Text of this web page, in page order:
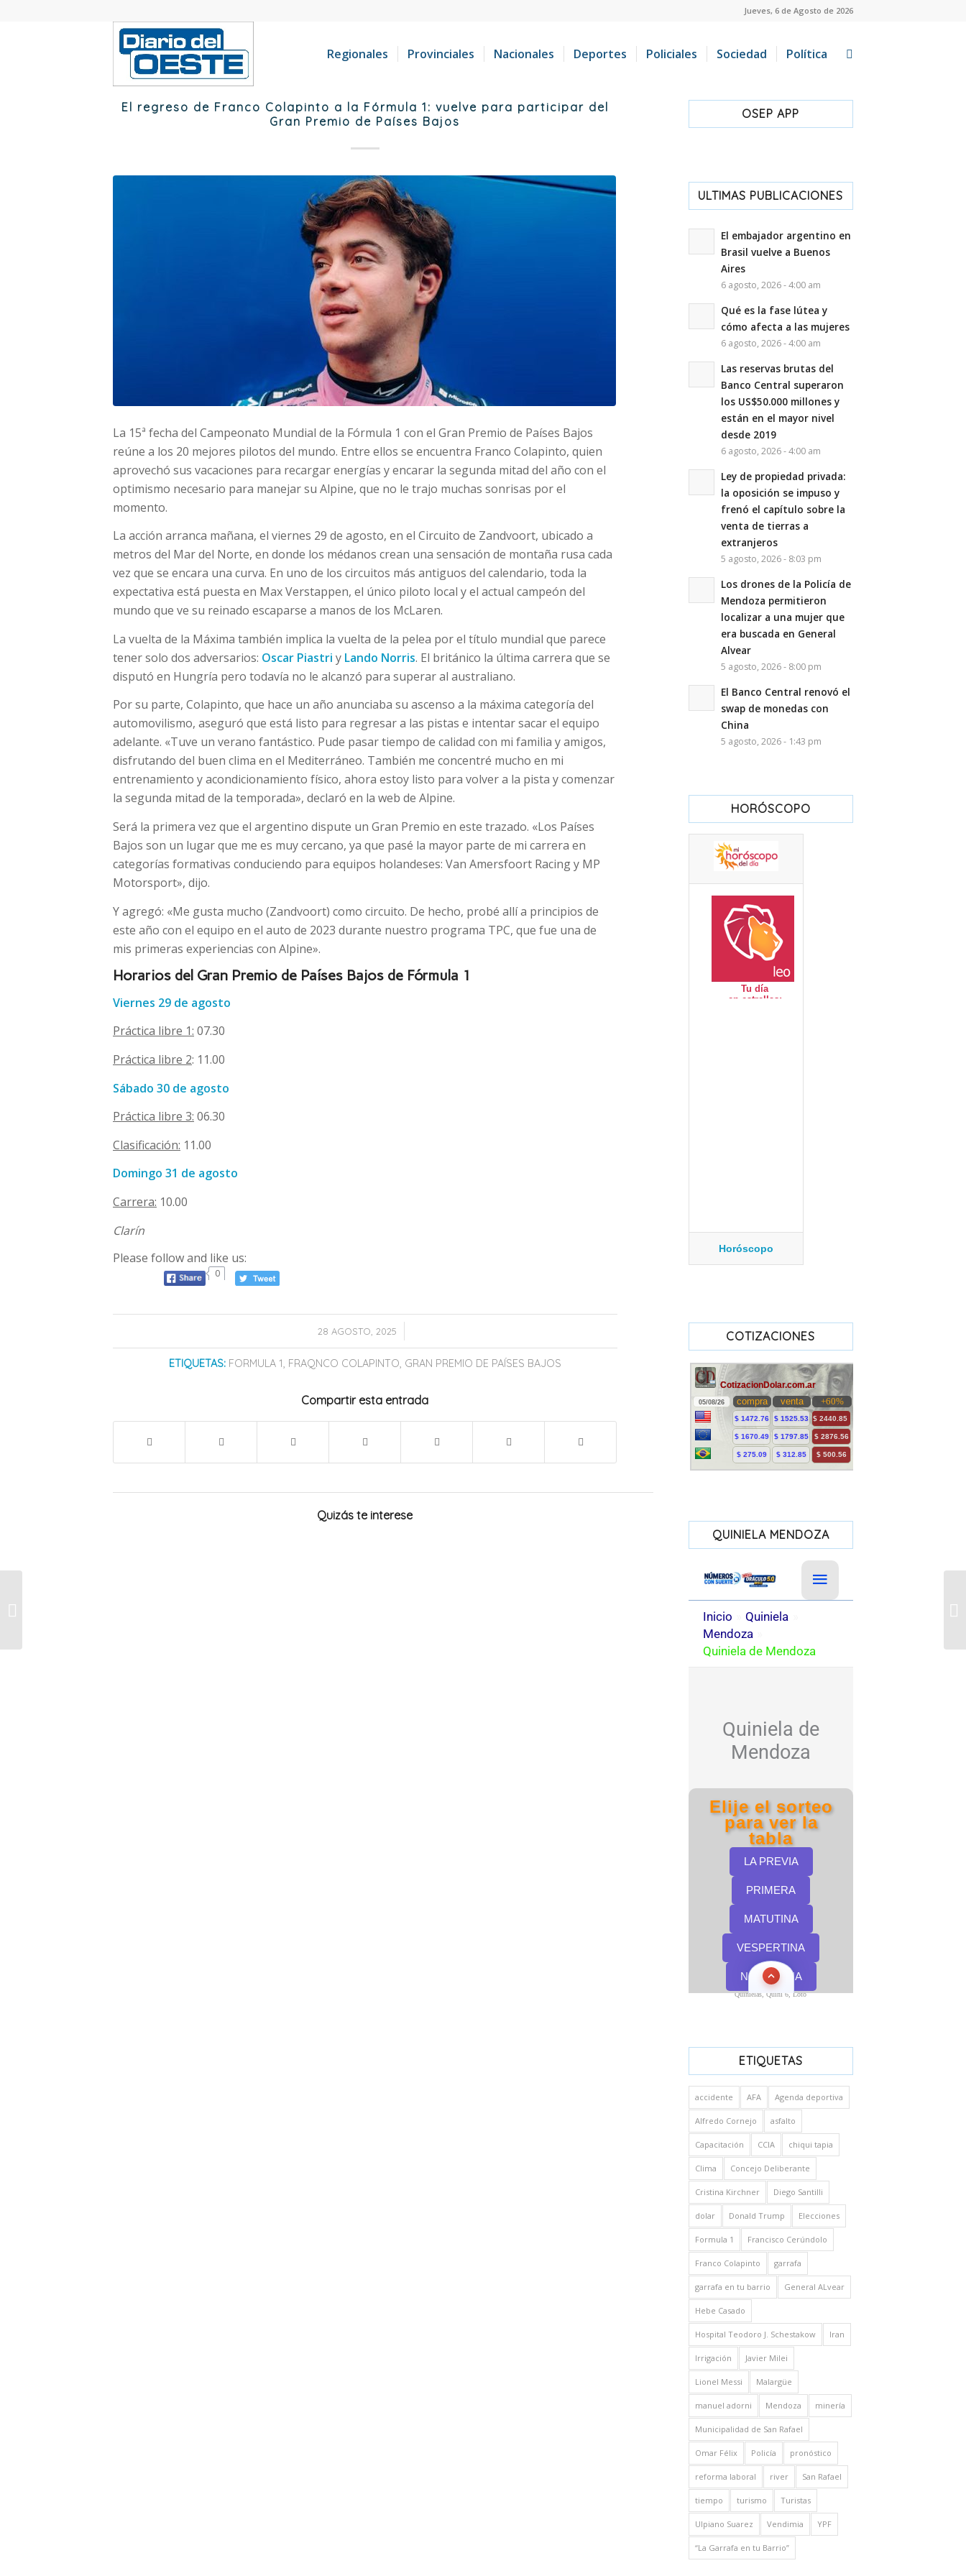
Jueves, 6 de Agosto de 2026
Regionales Provinciales Nacionales Deportes Policiales Sociedad Política
El regreso de Franco Colapinto a la Fórmula 1: vuelve para participar del
Gran Premio de Países Bajos
La 15ª fecha del Campeonato Mundial de la Fórmula 1 con el Gran Premio de Países Bajos
reúne a los 20 mejores pilotos del mundo. Entre ellos se encuentra Franco Colapinto, quien
aprovechó sus vacaciones para recargar energías y encarar la segunda mitad del año con el
optimismo necesario para manejar su Alpine, que no le trajo muchas sonrisas por el
momento.
La acción arranca mañana, el viernes 29 de agosto, en el Circuito de Zandvoort, ubicado a
metros del Mar del Norte, en donde los médanos crean una sensación de montaña rusa cada
vez que se encara una curva. En uno de los circuitos más antiguos del calendario, toda la
expectativa está puesta en Max Verstappen, el único piloto local y el actual campeón del
mundo que ve su reinado escaparse a manos de los McLaren.
La vuelta de la Máxima también implica la vuelta de la pelea por el título mundial que parece
tener solo dos adversarios: Oscar Piastri y Lando Norris. El británico la última carrera que se
disputó en Hungría pero todavía no le alcanzó para superar al australiano.
Por su parte, Colapinto, que hace un año anunciaba su ascenso a la máxima categoría del
automovilismo, aseguró que está listo para regresar a las pistas e intentar sacar el equipo
adelante. «Tuve un verano fantástico. Pude pasar tiempo de calidad con mi familia y amigos,
disfrutando del buen clima en el Mediterráneo. También me concentré mucho en mi
entrenamiento y acondicionamiento físico, ahora estoy listo para volver a la pista y comenzar
la segunda mitad de la temporada», declaró en la web de Alpine.
Será la primera vez que el argentino dispute un Gran Premio en este trazado. «Los Países
Bajos son un lugar que me es muy cercano, ya que pasé la mayor parte de mi carrera en
categorías formativas conduciendo para equipos holandeses: Van Amersfoort Racing y MP
Motorsport», dijo.
Y agregó: «Me gusta mucho (Zandvoort) como circuito. De hecho, probé allí a principios de
este año con el equipo en el auto de 2023 durante nuestro programa TPC, que fue una de
mis primeras experiencias con Alpine».
Horarios del Gran Premio de Países Bajos de Fórmula 1
Viernes 29 de agosto
Práctica libre 1: 07.30
Práctica libre 2: 11.00
Sábado 30 de agosto
Práctica libre 3: 06.30
Clasificación: 11.00
Domingo 31 de agosto
Carrera: 10.00
Clarín
Please follow and like us:
0
28 AGOSTO, 2025
/
ETIQUETAS: FORMULA 1 FRAQNCO COLAPINTO GRAN PREMIO DE PAÍSES BAJOS
Compartir esta entrada
Quizás te interese
OSEP APP
ULTIMAS PUBLICACIONES
El embajador argentino en
Brasil vuelve a Buenos
Aires
6 agosto, 2026 - 4:00 am
Qué es la fase lútea y
cómo afecta a las mujeres
6 agosto, 2026 - 4:00 am
Las reservas brutas del
Banco Central superaron
los US$50.000 millones y
están en el mayor nivel
desde 2019
6 agosto, 2026 - 4:00 am
Ley de propiedad privada:
la oposición se impuso y
frenó el capítulo sobre la
venta de tierras a
extranjeros
5 agosto, 2026 - 8:03 pm
Los drones de la Policía de
Mendoza permitieron
localizar a una mujer que
era buscada en General
Alvear
5 agosto, 2026 - 8:00 pm
El Banco Central renovó el
swap de monedas con
China
5 agosto, 2026 - 1:43 pm
HORÓSCOPO
Horóscopo
COTIZACIONES
QUINIELA MENDOZA
Quinielas, Quini 6, Loto
ETIQUETAS
accidente AFA Agenda deportiva
Alfredo Cornejo asfalto
Capacitación CCIA chiqui tapia
Clima Concejo Deliberante
Cristina Kirchner Diego Santilli
dolar Donald Trump Elecciones
Formula 1 Francisco Cerúndolo
Franco Colapinto garrafa
garrafa en tu barrio General ALvear
Hebe Casado
Hospital Teodoro J. Schestakow Iran
Irrigación Javier Milei
Lionel Messi Malargüe
manuel adorni Mendoza minería
Municipalidad de San Rafael
Omar Félix Policía pronóstico
reforma laboral river San Rafael
tiempo turismo Turistas
Ulpiano Suarez Vendimia YPF
“La Garrafa en tu Barrio”